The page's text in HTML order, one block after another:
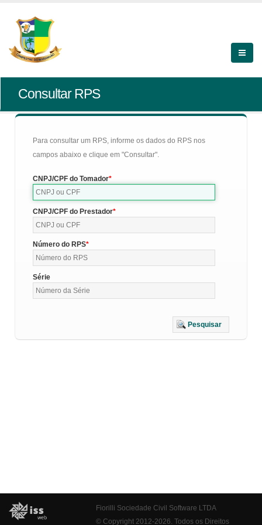
Consultar RPS
Para consultar um RPS, informe os dados do RPS nos
campos abaixo e clique em "Consultar".
CNPJ/CPF do Tomador
CNPJ/CPF do Prestador
Número do RPS
Série
Pesquisar
Fiorilli Sociedade Civil Software LTDA
© Copyright 2012-2026. Todos os Direitos